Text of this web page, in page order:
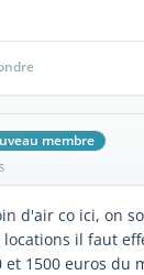
membre
d'air co ici, on
locations il faut
1500 euros du